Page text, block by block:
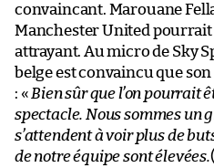
convaincant. Marouane
Manchester United
attrayant. Au micro de Sky
belge est convaincu que
: « Bien sûr que l’on pourrait
spectacle. Nous sommes un
s’attendent à voir plus de
de notre équipe sont élevées.